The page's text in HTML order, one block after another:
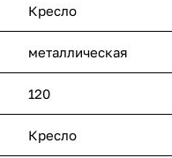
Кресло
металлическая
120
Кресло